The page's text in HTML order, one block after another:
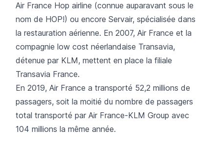
Air France Hop airline (connue auparavant sous le
nom de HOP!) ou encore Servair, spécialisée dans
la restauration aérienne. En 2007, Air France et la
compagnie low cost néerlandaise Transavia,
détenue par KLM, mettent en place la filiale
Transavia France.
En 2019, Air France a transporté 52,2 millions de
passagers, soit la moitié du nombre de passagers
total transporté par Air France-KLM Group avec
104 millions la même année.